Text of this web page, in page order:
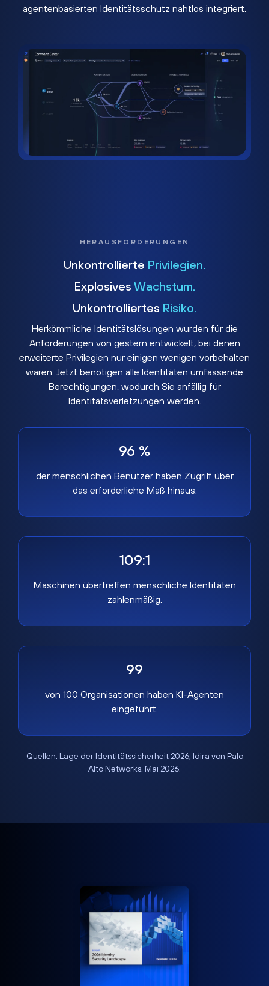
agentenbasierten Identitätsschutz nahtlos integriert.
HERAUSFORDERUNGEN
Unkontrollierte Privilegien.
Explosives Wachstum.
Unkontrolliertes Risiko.
Herkömmliche Identitätslösungen wurden für die
Anforderungen von gestern entwickelt, bei denen
erweiterte Privilegien nur einigen wenigen vorbehalten
waren. Jetzt benötigen alle Identitäten umfassende
Berechtigungen, wodurch Sie anfällig für
Identitätsverletzungen werden.
96 %
der menschlichen Benutzer haben Zugriff über
das erforderliche Maß hinaus.
109:1
Maschinen übertreffen menschliche Identitäten
zahlenmäßig.
99
von 100 Organisationen haben KI-Agenten
eingeführt.
Quellen: Lage der Identitätssicherheit 2026, Idira von Palo
Alto Networks, Mai 2026.